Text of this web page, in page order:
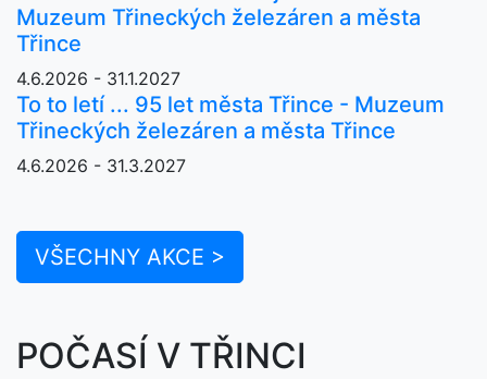
Muzeum Třineckých železáren a města
Třince
4.6.2026 - 31.1.2027
To to letí ... 95 let města Třince - Muzeum
Třineckých železáren a města Třince
4.6.2026 - 31.3.2027
VŠECHNY AKCE >
POČASÍ V TŘINCI